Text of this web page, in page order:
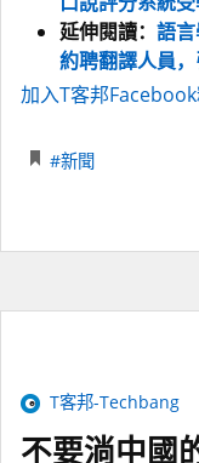
延伸閱讀： 語
約聘翻譯人員
加入T客邦
#新聞
T客邦-Techbang
不要淌中國